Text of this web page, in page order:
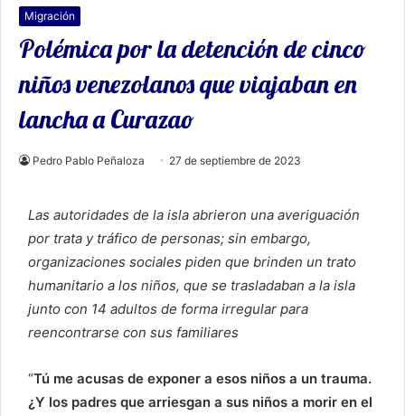
Migración
Polémica por la detención de cinco
niños venezolanos que viajaban en
lancha a Curazao
Pedro Pablo Peñaloza 27 de septiembre de 2023
Las autoridades de la isla abrieron una averiguación
por trata y tráfico de personas; sin embargo,
organizaciones sociales piden que brinden un trato
humanitario a los niños, que se trasladaban a la isla
junto con 14 adultos de forma irregular para
reencontrarse con sus familiares
“Tú me acusas de exponer a esos niños a un trauma.
¿Y los padres que arriesgan a sus niños a morir en el